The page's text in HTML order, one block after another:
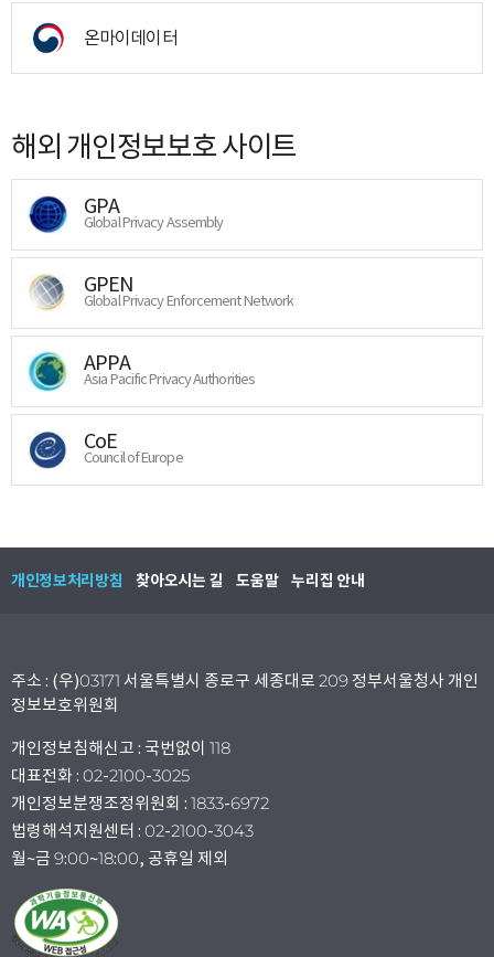
온마이데이터
해외 개인정보보호 사이트
GPA
Global Privacy Assembly
GPEN
Global Privacy Enforcement Network
APPA
Asia Pacific Privacy Authorities
CoE
Council of Europe
개인정보처리방침 찾아오시는 길 도움말 누리집 안내
주소 : (우)03171 서울특별시 종로구 세종대로 209 정부서울청사 개인
정보보호위원회
개인정보침해신고 : 국번없이 118
대표전화 : 02-2100-3025
개인정보분쟁조정위원회 : 1833-6972
법령해석지원센터 : 02-2100-3043
월~금 9:00~18:00, 공휴일 제외